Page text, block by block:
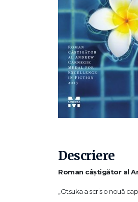
Descriere
Roman câștigător al
„Otsuka a scris o nouă